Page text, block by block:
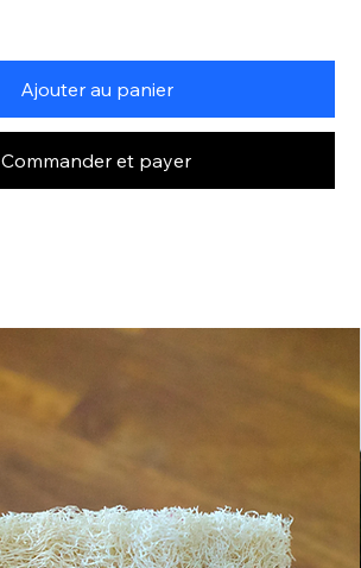
Ajouter au panier
Commander et payer